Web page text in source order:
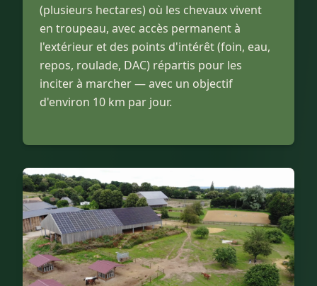
(plusieurs hectares) où les chevaux vivent
en troupeau, avec accès permanent à
l'extérieur et des points d'intérêt (foin, eau,
repos, roulade, DAC) répartis pour les
inciter à marcher — avec un objectif
d'environ 10 km par jour.